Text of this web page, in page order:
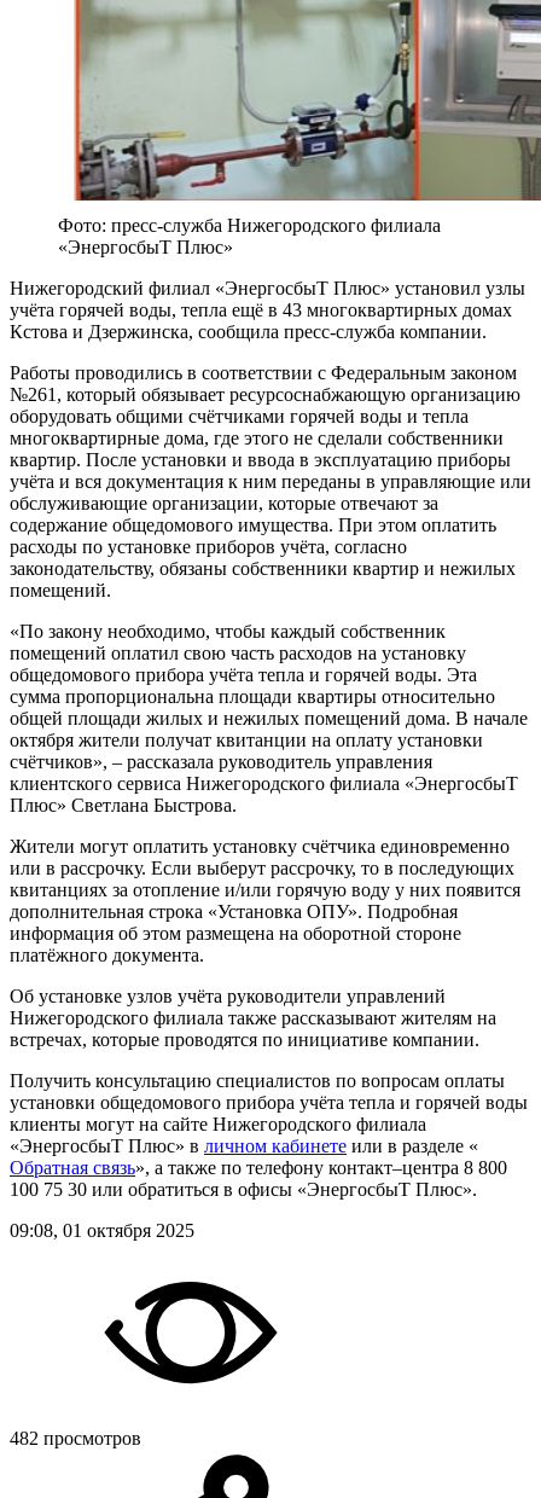
Фото: пресс-служба Нижегородского филиала
«ЭнергосбыТ Плюс»
Нижегородский филиал «ЭнергосбыТ Плюс» установил узлы
учёта горячей воды, тепла ещё в 43 многоквартирных домах
Кстова и Дзержинска, сообщила пресс-служба компании.
Работы проводились в соответствии с Федеральным законом
№261, который обязывает ресурсоснабжающую организацию
оборудовать общими счётчиками горячей воды и тепла
многоквартирные дома, где этого не сделали собственники
квартир. После установки и ввода в эксплуатацию приборы
учёта и вся документация к ним переданы в управляющие или
обслуживающие организации, которые отвечают за
содержание общедомового имущества. При этом оплатить
расходы по установке приборов учёта, согласно
законодательству, обязаны собственники квартир и нежилых
помещений.
«По закону необходимо, чтобы каждый собственник
помещений оплатил свою часть расходов на установку
общедомового прибора учёта тепла и горячей воды. Эта
сумма пропорциональна площади квартиры относительно
общей площади жилых и нежилых помещений дома. В начале
октября жители получат квитанции на оплату установки
счётчиков», – рассказала руководитель управления
клиентского сервиса Нижегородского филиала «ЭнергосбыТ
Плюс» Светлана Быстрова.
Жители могут оплатить установку счётчика единовременно
или в рассрочку. Если выберут рассрочку, то в последующих
квитанциях за отопление и/или горячую воду у них появится
дополнительная строка «Установка ОПУ». Подробная
информация об этом размещена на оборотной стороне
платёжного документа.
Об установке узлов учёта руководители управлений
Нижегородского филиала также рассказывают жителям на
встречах, которые проводятся по инициативе компании.
Получить консультацию специалистов по вопросам оплаты
установки общедомового прибора учёта тепла и горячей воды
клиенты могут на сайте Нижегородского филиала
«ЭнергосбыТ Плюс» в личном кабинете или в разделе «
Обратная связь», а также по телефону контакт–центра 8 800
100 75 30 или обратиться в офисы «ЭнергосбыТ Плюс».
09:08, 01 октября 2025
482 просмотров